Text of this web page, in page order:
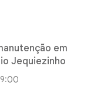
em
Jequiezinho